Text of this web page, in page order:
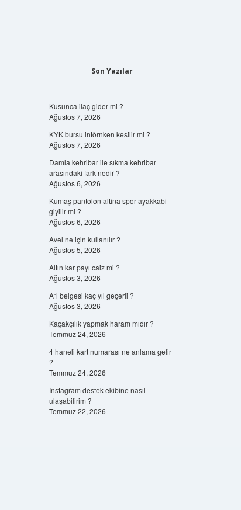
Son Yazılar
Kusunca ilaç gider mi ?
Ağustos 7, 2026
KYK bursu intörnken kesilir mi ?
Ağustos 7, 2026
Damla kehribar ile sıkma kehribar
arasındaki fark nedir ?
Ağustos 6, 2026
Kumaş pantolon altina spor ayakkabi
giyilir mi ?
Ağustos 6, 2026
Avel ne için kullanılır ?
Ağustos 5, 2026
Altın kar payı caiz mi ?
Ağustos 3, 2026
A1 belgesi kaç yıl geçerli ?
Ağustos 3, 2026
Kaçakçılık yapmak haram mıdır ?
Temmuz 24, 2026
4 haneli kart numarası ne anlama gelir
?
Temmuz 24, 2026
Instagram destek ekibine nasıl
ulaşabilirim ?
Temmuz 22, 2026